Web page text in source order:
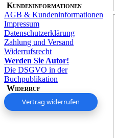
Kundeninformationen
AGB & Kundeninformationen
Impressum
Datenschutzerklärung
Zahlung und Versand
Widerrufsrecht
Werden Sie Autor!
Die DSGVO in der
Buchpublikation
Widerruf
Vertrag widerrufen